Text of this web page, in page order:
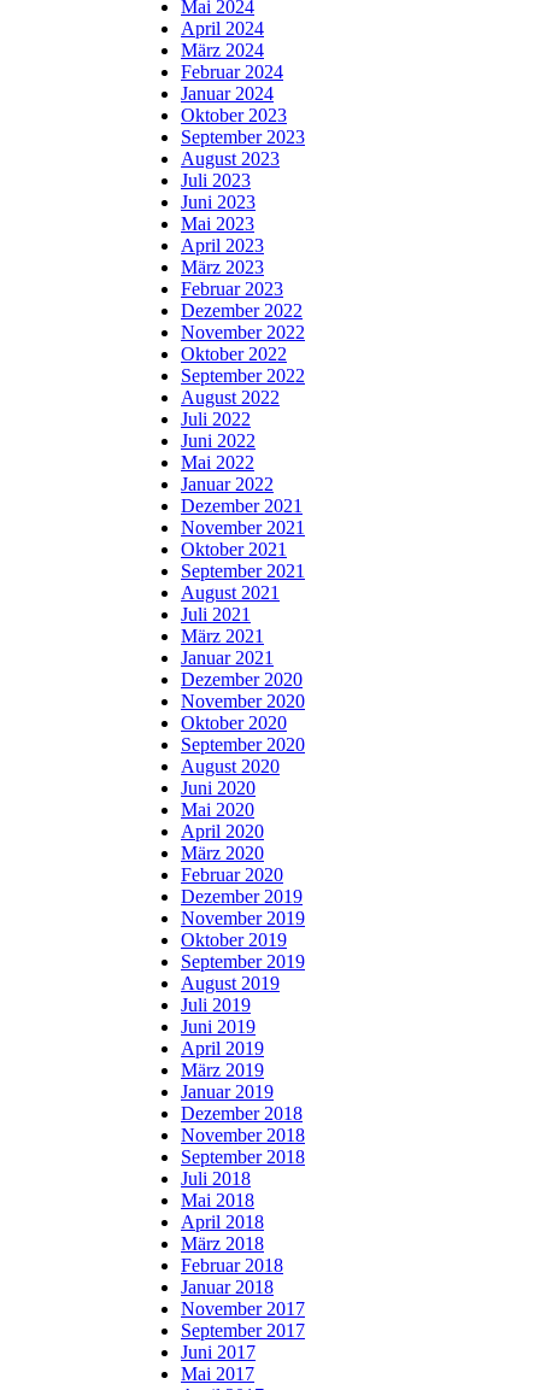
Mai 2024
April 2024
März 2024
Februar 2024
Januar 2024
Oktober 2023
September 2023
August 2023
Juli 2023
Juni 2023
Mai 2023
April 2023
März 2023
Februar 2023
Dezember 2022
November 2022
Oktober 2022
September 2022
August 2022
Juli 2022
Juni 2022
Mai 2022
Januar 2022
Dezember 2021
November 2021
Oktober 2021
September 2021
August 2021
Juli 2021
März 2021
Januar 2021
Dezember 2020
November 2020
Oktober 2020
September 2020
August 2020
Juni 2020
Mai 2020
April 2020
März 2020
Februar 2020
Dezember 2019
November 2019
Oktober 2019
September 2019
August 2019
Juli 2019
Juni 2019
April 2019
März 2019
Januar 2019
Dezember 2018
November 2018
September 2018
Juli 2018
Mai 2018
April 2018
März 2018
Februar 2018
Januar 2018
November 2017
September 2017
Juni 2017
Mai 2017